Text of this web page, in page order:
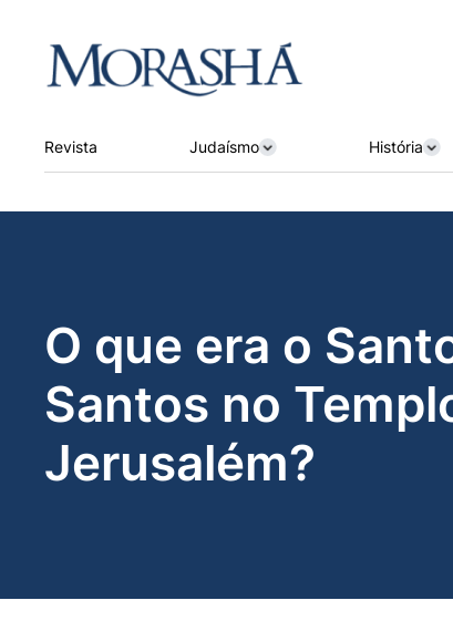
Revista Judaísmo História
O que era o
Santos no
Jerusalém?